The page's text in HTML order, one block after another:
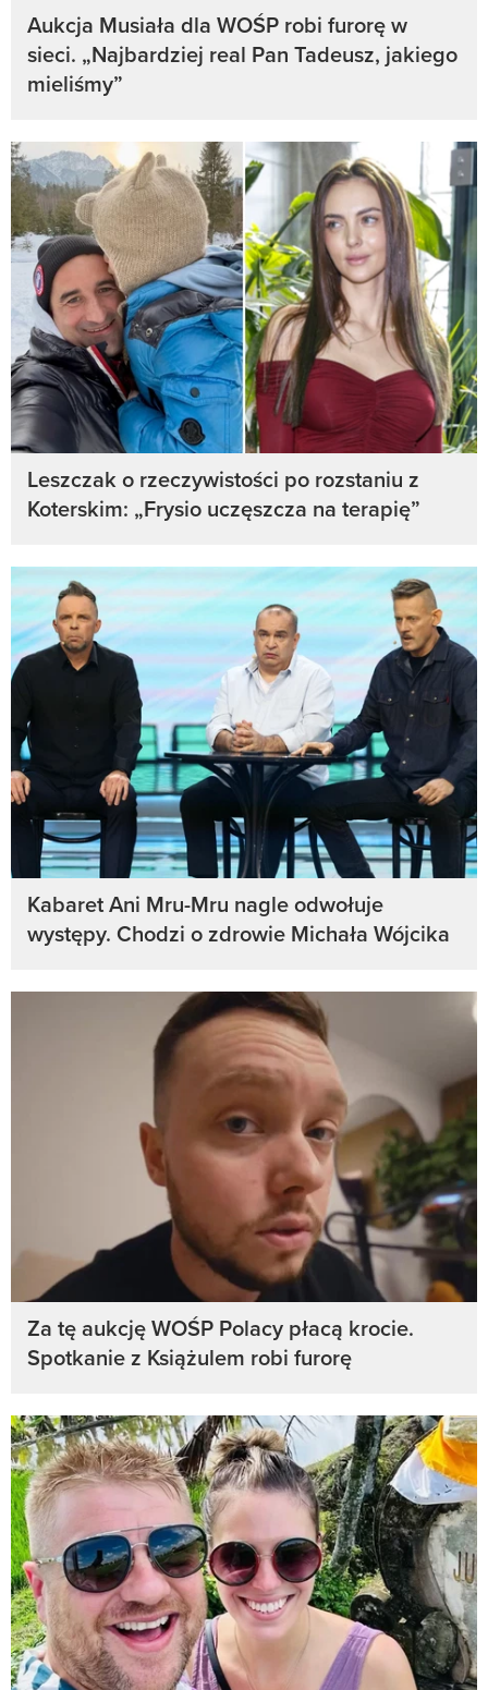
Aukcja Musiała dla WOŚP robi furorę w
sieci. „Najbardziej real Pan Tadeusz, jakiego
mieliśmy”
Leszczak o rzeczywistości po rozstaniu z
Koterskim: „Frysio uczęszcza na terapię”
Kabaret Ani Mru-Mru nagle odwołuje
występy. Chodzi o zdrowie Michała Wójcika
Za tę aukcję WOŚP Polacy płacą krocie.
Spotkanie z Książulem robi furorę